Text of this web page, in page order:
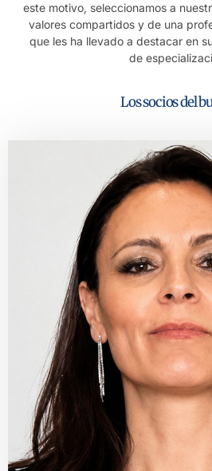
este motivo, seleccionamos a
valores compartidos y de una
que les ha llevado a destacar en
de
Los socios del